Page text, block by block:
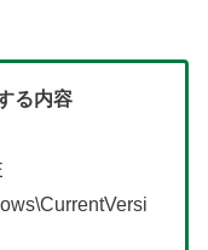
る内容